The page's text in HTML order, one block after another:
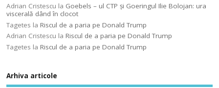
Adrian Cristescu la Goebels – ul CTP şi Goeringul Ilie Bolojan: ura
viscerală dând în clocot
Tagetes laRiscul de a paria pe Donald Trump
Adrian Cristescu laRiscul de a paria pe Donald Trump
Tagetes laRiscul de a paria pe Donald Trump
Arhiva articole